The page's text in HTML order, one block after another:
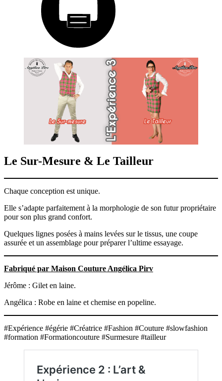
Le Sur-Mesure & Le Tailleur
Chaque conception est unique.
Elle s’adapte parfaitement à la morphologie de son futur propriétaire
pour son plus grand confort.
Quelques lignes posées à mains levées sur le tissus, une coupe
assurée et un assemblage pour préparer l’ultime essayage.
Fabriqué par Maison Couture Angélica Pirv
Jérôme : Gilet en laine.
Angélica : Robe en laine et chemise en popeline.
#Expérience #égérie #Créatrice #Fashion #Couture #slowfashion
#formation #Formationcouture #Surmesure #tailleur